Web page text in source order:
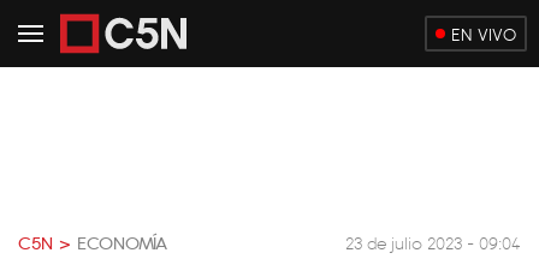
EN VIVO
C5N > ECONOMÍA 23 de julio 2023 - 09:04